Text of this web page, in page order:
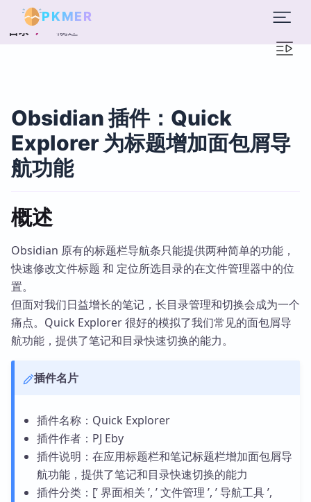
PKMER
目录 概述
Obsidian 插件：Quick
Explorer 为标题增加面包屑导
航功能
概述
Obsidian 原有的标题栏导航条只能提供两种简单的功能，
快速修改文件标题 和 定位所选目录的在文件管理器中的位
置。
但面对我们日益增长的笔记，长目录管理和切换会成为一个
痛点。Quick Explorer 很好的模拟了我们常见的面包屑导
航功能，提供了笔记和目录快速切换的能力。
插件名片
插件名称：Quick Explorer
插件作者：PJ Eby
插件说明：在应用标题栏和笔记标题栏增加面包屑导
航功能，提供了笔记和目录快速切换的能力
插件分类：[’ 界面相关 ’, ’ 文件管理 ’, ’ 导航工具 ’,